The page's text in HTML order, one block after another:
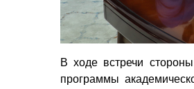
В ходе встречи
программы